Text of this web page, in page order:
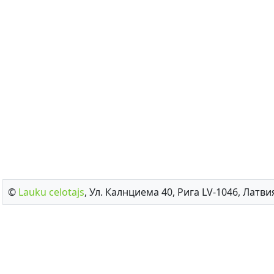
© Lauku сelotajs, Ул. Калнциема 40, Рига LV-1046,